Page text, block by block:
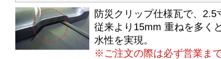
防災クリップ仕様瓦で、
従来より15mm 重ねを多く
水性を実現。
※ご注文の際は必ず営業ま